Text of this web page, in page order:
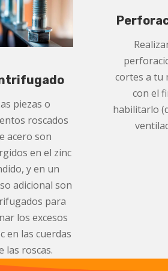
piezas o
roscados
acero son
en el zinc
y en un
adicional son
para
los excesos
en las cuerdas
las roscas.
cortes a tu
con el
habilitarlo